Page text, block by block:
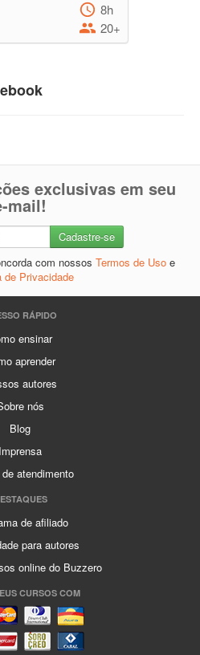
8h
20+
exclusivas em seu
mail!
com nossos Termos de Uso e
de Privacidade
RÁPIDO
ensinar
aprender
autores
nós
Blog
Imprensa
atendimento
de afiliado
para autores
online do Buzzero
CURSOS COM